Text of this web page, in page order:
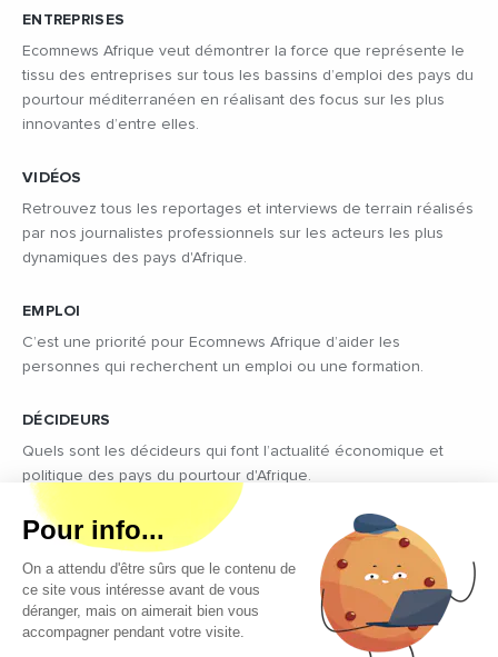
ENTREPRISES
Ecomnews Afrique veut démontrer la force que représente le
tissu des entreprises sur tous les bassins d’emploi des pays du
pourtour méditerranéen en réalisant des focus sur les plus
innovantes d’entre elles.
VIDÉOS
Retrouvez tous les reportages et interviews de terrain réalisés
par nos journalistes professionnels sur les acteurs les plus
dynamiques des pays d'Afrique.
EMPLOI
C’est une priorité pour Ecomnews Afrique d’aider les
personnes qui recherchent un emploi ou une formation.
DÉCIDEURS
Quels sont les décideurs qui font l’actualité économique et
politique des pays du pourtour d'Afrique.